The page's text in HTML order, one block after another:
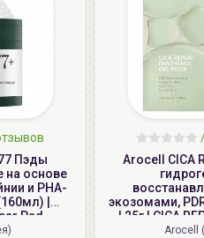
Пэды
основе
и PHA-
|
Pad
Arocell CICA
экозомами,
| 25г | CICA
Gel
Arocell